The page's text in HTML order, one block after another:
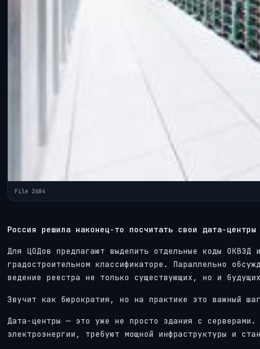
File 2684
Россия решила наконец-то посчитать свои дата-центры
Для ЦОДов предлагают выделить отдельные коды ОКВЭД
градостроительном классификаторе. Параллельно
ведение реестра не только существующих, но и
Звучит как бюрократия, но на практике это важный
Дата-центры — это уже не просто здания с серверами.
электроэнергии, требуют мощной инфраструктуры и